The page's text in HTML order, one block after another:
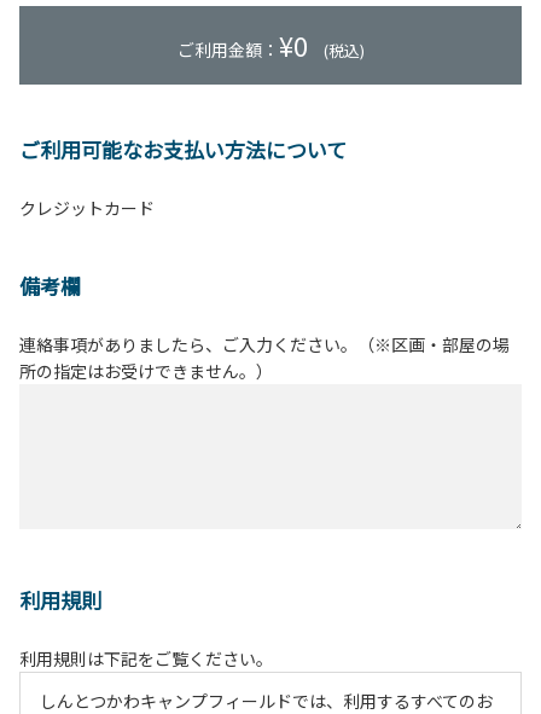
ご利用金額： ¥0 (税込)
ご利用可能なお支払い方法について
クレジットカード
備考欄
連絡事項がありましたら、ご入力ください。（※区画・部屋の場
所の指定はお受けできません。）
利用規則
利用規則は下記をご覧ください。
しんとつかわキャンプフィールドでは、利用するすべてのお